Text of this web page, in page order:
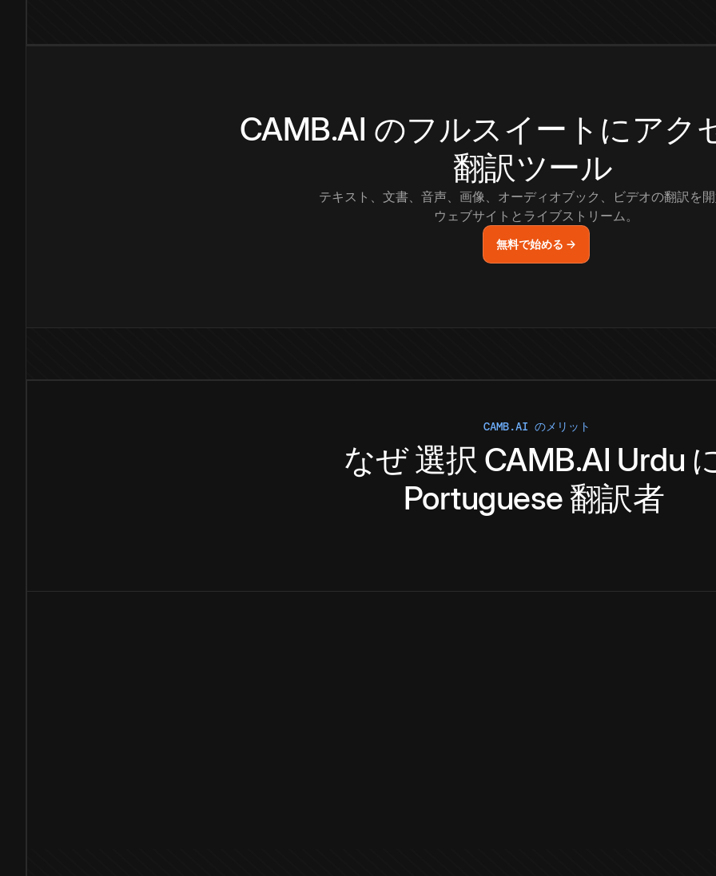
CAMB.AI のフルスイートにアク
翻訳ツール
テキスト、文書、音声、画像、オーディオブック、ビデオの翻訳を
ウェブサイトとライブストリーム。
無料で始める →
CAMB.AI のメリット
なぜ選択 CAMB.AI Urdu
Portuguese 翻訳者